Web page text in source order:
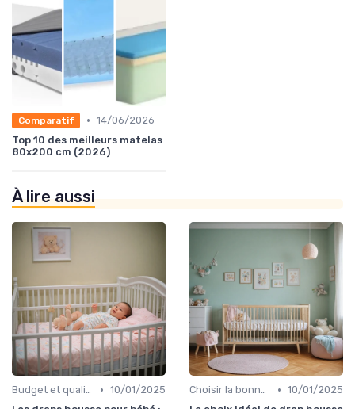
Comparatif • 14/06/2026
Top 10 des meilleurs matelas
80x200 cm (2026)
À lire aussi
Budget et qualité • 10/01/2025
Choisir la bonne taille • 10/01/2025